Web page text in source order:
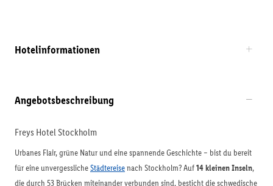
Hotelinformationen
Angebotsbeschreibung
Freys Hotel Stockholm
Urbanes Flair, grüne Natur und eine spannende Geschichte – bist du bereit
für eine unvergesslicheStädtereisenach Stockholm? Auf14 kleinen Inseln,
die durch 53 Brücken miteinander verbunden sind, besticht die schwedische